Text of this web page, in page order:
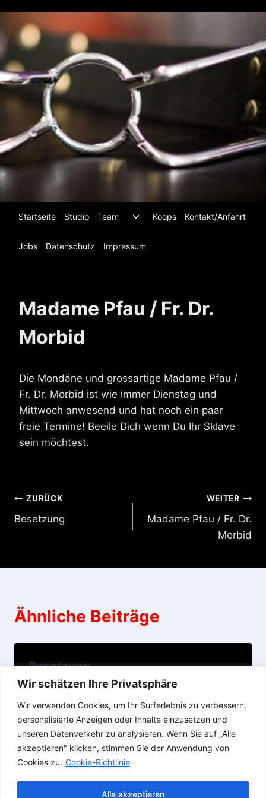
Wir schätzen Ihre Privatsphäre
Wir verwenden Cookies, um Ihr Surferlebnis zu verbessern,
personalisierte Anzeigen oder Inhalte einzusetzen und
unseren Datenverkehr zu analysieren. Wenn Sie auf „Alle
akzeptieren" klicken, stimmen Sie der Anwendung von
Cookies zu. Cookie-Richtlinie
Alle akzeptieren
Inhalt
springen
Startseite Studio Team
Untermenü
umschalten
Koops Kontakt/Anfahrt
Jobs Datenschutz Impressum
Madame Pfau / Fr. Dr.
Morbid
Die Mondäne und grossartige Madame Pfau /
Fr. Dr. Morbid ist wie immer Dienstag und
Mittwoch anwesend und hat noch ein paar
freie Termine! Beeile Dich wenn Du Ihr Sklave
sein möchtest.
Beitragsnavigation
ZURÜCK
Besetzung
WEITER
Madame Pfau / Fr. Dr.
Morbid
Ähnliche Beiträge
Besetzung
07/12/2021